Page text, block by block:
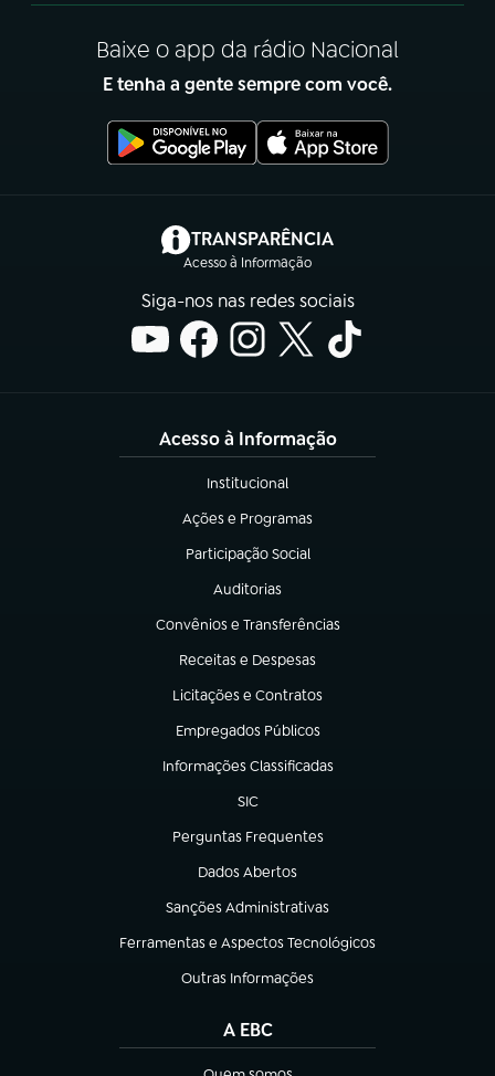
Baixe o app da rádio Nacional
E tenha a gente sempre com você.
TRANSPARÊNCIA
Acesso à Informação
(abre em nova aba)
Siga-nos nas redes sociais
Acesso à Informação
Institucional
(abre em nova aba)
Ações e Programas
(abre em nova aba)
Participação Social
(abre em nova aba)
Auditorias
(abre em nova aba)
Convênios e Transferências
(abre em nova aba)
Receitas e Despesas
(abre em nova aba)
Licitações e Contratos
(abre em nova aba)
Empregados Públicos
(abre em nova aba)
Informações Classificadas
(abre em nova aba)
SIC
(abre em nova aba)
Perguntas Frequentes
(abre em nova aba)
Dados Abertos
(abre em nova aba)
Sanções Administrativas
(abre em nova aba)
Ferramentas e Aspectos Tecnológicos
(abre em nova aba)
Outras Informações
(abre em nova aba)
A EBC